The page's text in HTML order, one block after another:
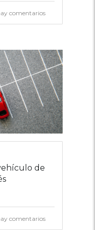
comentarios
de
comentarios